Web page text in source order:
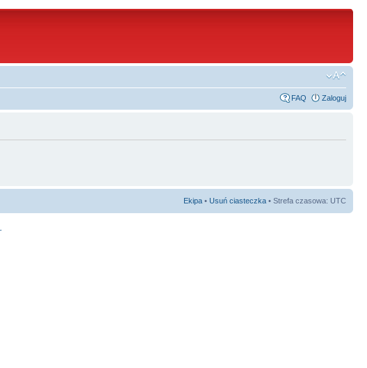
FAQ Zaloguj
Ekipa • Usuń ciasteczka • Strefa czasowa: UTC